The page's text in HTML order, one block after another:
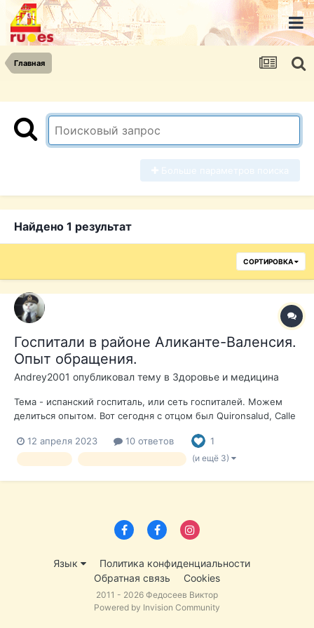
Главная
Найдено 1 результат
СОРТИРОВКА
Госпитали в районе Аликанте-Валенсия.
Опыт обращения.
Andrey2001 опубликовал тему в Здоровье и медицина
Тема - испанский госпиталь, или сеть госпиталей. Можем
делиться опытом. Вот сегодня с отцом был Quironsalud, Calle
стоит ли говорить о конкретном враче? Реально маленькая
клиника, узкие коридоры. В отделе клинических...
12 апреля 2023 10 ответов 1
(и ещё 3)
Язык
Политика конфиденциальности
Обратная связь
Cookies
2011 - 2026 Федосеев Виктор
Powered by Invision Community